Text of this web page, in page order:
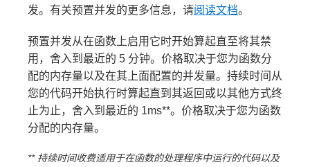
总
费
用
421.34 美元 + 0.20 美
元 + 32.00 美元 +
26.00 美元 + 10.92 美
元 = 490.46 美元
总费用 = 计算费用 + 请求费用 =
2.33 USD + 0.40 USD = 2.73 USD/
月
月度计算量 (GB-s) → 1488 万秒 *
1024 MB/1024 MB = 14.88 GB-s
月度计算费用 → 1488 万 GB-s *
0.0000166667 USD = 248.00 USD
月度总费用：
发。有关预置并发的更多信息，请阅读文档。
预置并发从在函数上启用它时开始算起直至将其禁
用，舍入到最近的 5 分钟。价格取决于您为函数分
配的内存量以及在其上面配置的并发量。持续时间从
您的代码开始执行时算起直到其返回或以其他方式终
止为止，舍入到最近的 1ms**。价格取决于您为函数
分配的内存量。
** 持续时间收费适用于在函数的处理程序中运行的代码以及